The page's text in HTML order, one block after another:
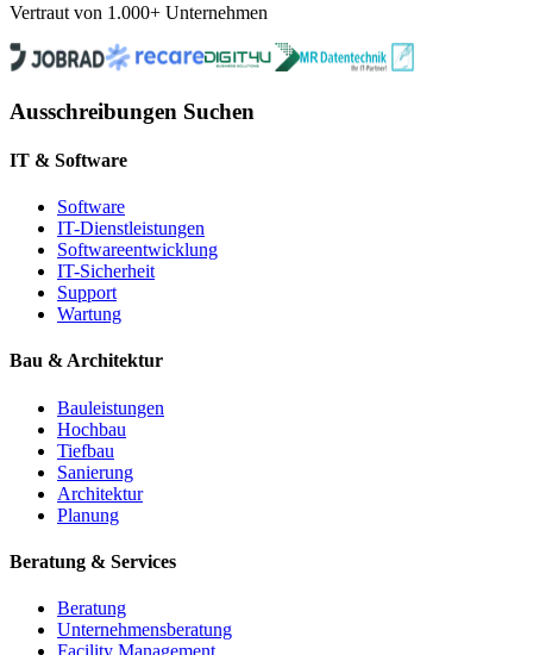
Vertraut von 1.000+ Unternehmen
Ausschreibungen Suchen
IT & Software
Software
IT-Dienstleistungen
Softwareentwicklung
IT-Sicherheit
Support
Wartung
Bau & Architektur
Bauleistungen
Hochbau
Tiefbau
Sanierung
Architektur
Planung
Beratung & Services
Beratung
Unternehmensberatung